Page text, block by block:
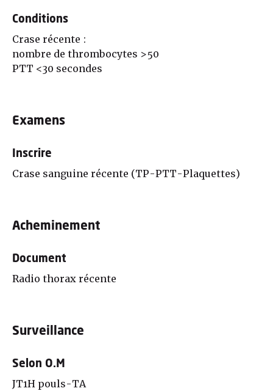
Conditions
Crase récente :
nombre de thrombocytes >50
PTT <30 secondes
Examens
Inscrire
Crase sanguine récente (TP-PTT-Plaquettes)
Acheminement
Document
Radio thorax récente
Surveillance
Selon O.M
JT1H pouls-TA